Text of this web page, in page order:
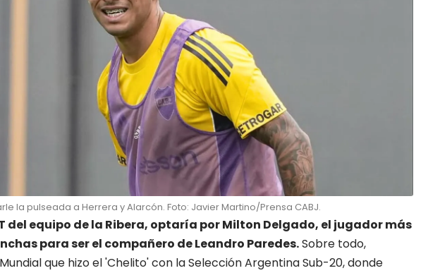
la pulseada a Herrera y Alarcón. Foto: Javier Martino/Prensa CABJ.
del equipo de la Ribera, optaría por Milton Delgado, el jugador más
para ser el compañero de Leandro Paredes.Sobre todo,
que hizo el 'Chelito' con la Selección Argentina Sub-20, donde